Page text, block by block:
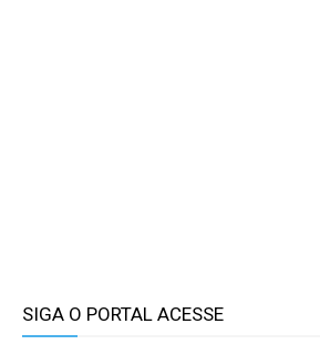
SIGA O PORTAL ACESSE